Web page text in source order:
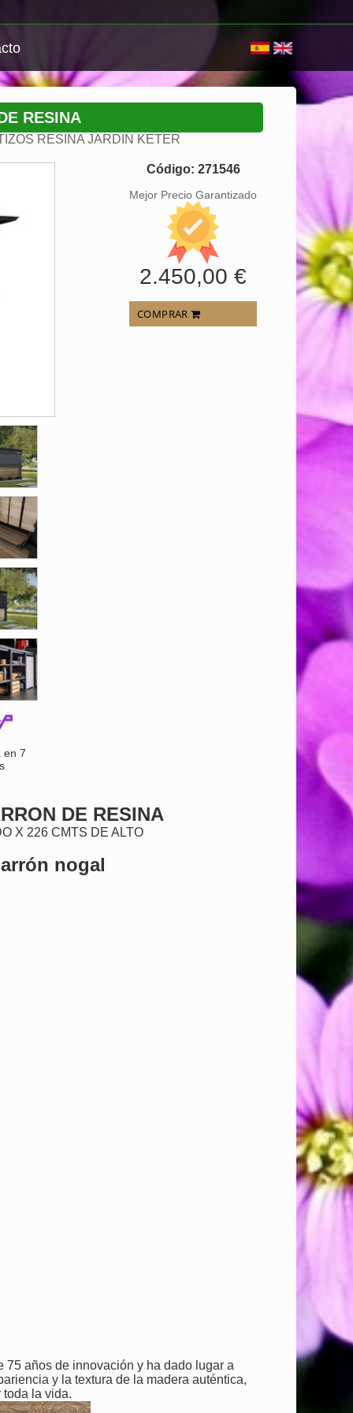
RESINA
RESINA JARDIN KETER
en 7
Código: 271546
Mejor Precio Garantizado
2.450,00 €
COMPRAR
DE RESINA
X 226 CMTS DE ALTO
nogal
años de innovación y ha dado lugar a
y la textura de la madera auténtica,
la vida.